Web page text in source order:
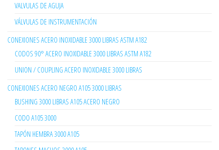
VALVULAS DE AGUJA
VÁLVULAS DE INSTRUMENTACIÓN
CONEXIONES ACERO INOXIDABLE 3000 LIBRAS ASTM A182
CODOS 90° ACERO INOXIDABLE 3000 LIBRAS ASTM A182
UNION / COUPLING ACERO INOXIDABLE 3000 LIBRAS
CONEXIONES ACERO NEGRO A105 3000 LIBRAS
BUSHING 3000 LIBRAS A105 ACERO NEGRO
CODO A105 3000
TAPÓN HEMBRA 3000 A105